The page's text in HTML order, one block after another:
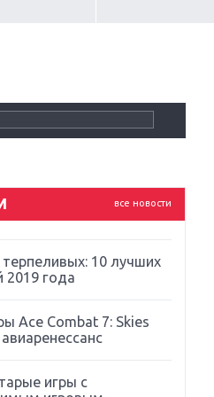
все новости
нельзя ругать
10 лучших
2019 года
Ace Combat 7: Skies
игры с